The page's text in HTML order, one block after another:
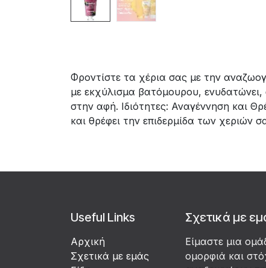
Φροντίστε τα χέρια σας με την
με εκχύλισμα βατόμουρου,
στην αφή. Ιδιότητες: Αναγέννηση και
και θρέφει την επιδερμίδα των χεριών
Useful Links
Αρχική
Σχετικά με εμάς
Σχετικά με
Είμαστε μια
ομορφιά και